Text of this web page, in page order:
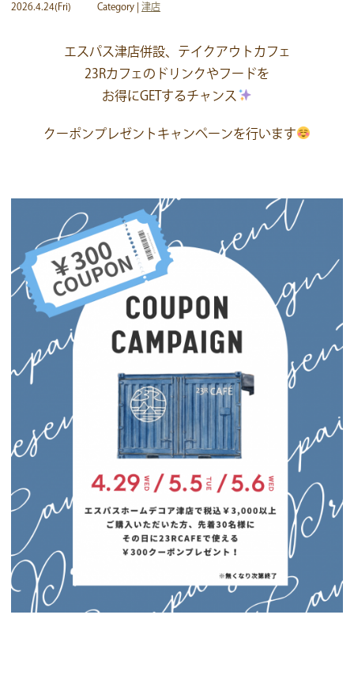
2026.4.24(Fri) Category |津店
エスパス津店併設、テイクアウトカフェ
23Rカフェのドリンクやフードを
お得にGETするチャンス
クーポンプレゼントキャンペーンを行います